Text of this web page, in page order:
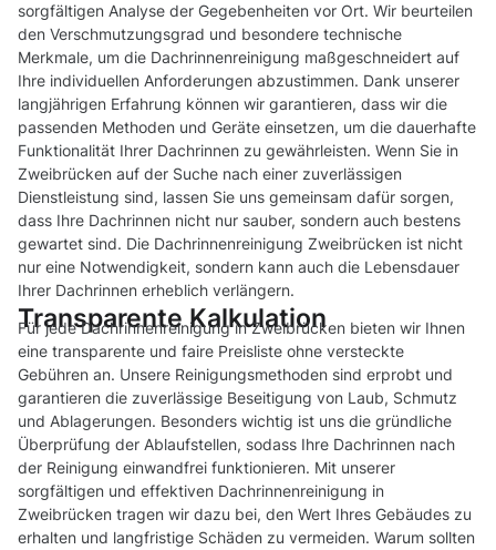
sorgfältigen Analyse der Gegebenheiten vor Ort. Wir beurteilen
den Verschmutzungsgrad und besondere technische
Merkmale, um die Dachrinnenreinigung maßgeschneidert auf
Ihre individuellen Anforderungen abzustimmen. Dank unserer
langjährigen Erfahrung können wir garantieren, dass wir die
passenden Methoden und Geräte einsetzen, um die dauerhafte
Funktionalität Ihrer Dachrinnen zu gewährleisten. Wenn Sie in
Zweibrücken auf der Suche nach einer zuverlässigen
Dienstleistung sind, lassen Sie uns gemeinsam dafür sorgen,
dass Ihre Dachrinnen nicht nur sauber, sondern auch bestens
gewartet sind. Die Dachrinnenreinigung Zweibrücken ist nicht
nur eine Notwendigkeit, sondern kann auch die Lebensdauer
Ihrer Dachrinnen erheblich verlängern.
Transparente Kalkulation
Für jede Dachrinnenreinigung in Zweibrücken bieten wir Ihnen
eine transparente und faire Preisliste ohne versteckte
Gebühren an. Unsere Reinigungsmethoden sind erprobt und
garantieren die zuverlässige Beseitigung von Laub, Schmutz
und Ablagerungen. Besonders wichtig ist uns die gründliche
Überprüfung der Ablaufstellen, sodass Ihre Dachrinnen nach
der Reinigung einwandfrei funktionieren. Mit unserer
sorgfältigen und effektiven Dachrinnenreinigung in
Zweibrücken tragen wir dazu bei, den Wert Ihres Gebäudes zu
erhalten und langfristige Schäden zu vermeiden. Warum sollten